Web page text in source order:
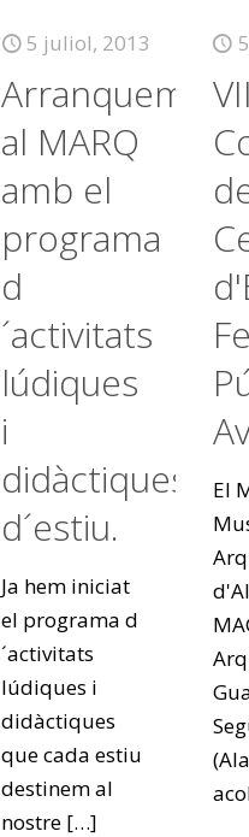
5 juliol, 2013
Arranquem
al MARQ
amb el
programa
d
´activitats
lúdiques
i
didàctiques
d´estiu.
Ja hem iniciat
el programa d
´activitats
lúdiques i
didàctiques
que cada estiu
destinem al
nostre […]
El